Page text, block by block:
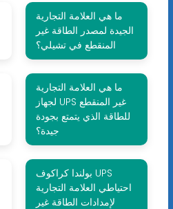
ما هي العلامة التجارية
الجيدة لمصدر الطاقة غير
المنقطع في تشيلي؟
ما هي العلامة التجارية
لجهاز UPS غير المنقطع
للطاقة الذي يتمتع بجودة
جيدة؟
بولندا كراكوف UPS
احتياطي العلامة التجارية
لإمدادات الطاقة غير